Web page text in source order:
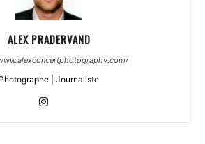
ALEX PRADERVAND
Photographe | Journaliste